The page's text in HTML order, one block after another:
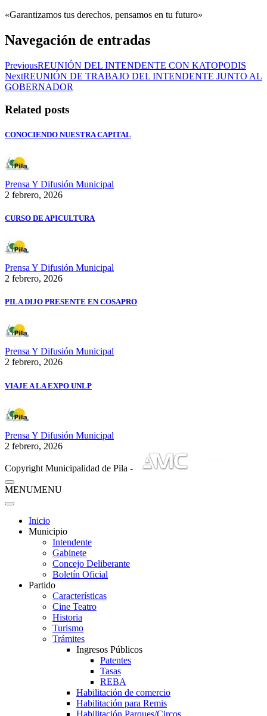
«Garantizamos tus derechos, pensamos en tu futuro»
Navegación de entradas
PreviousREUNIÓN DEL INTENDENTE CON KATOPODIS
NextREUNIÓN DE TRABAJO DEL INTENDENTE JUNTO AL
GOBERNADOR
Related posts
CONOCIENDO NUESTRA CAPITAL
Prensa Y Difusión Municipal
2 febrero, 2026
CURSO DE APICULTURA
Prensa Y Difusión Municipal
2 febrero, 2026
PILA DIJO PRESENTE EN COSAPRO
Prensa Y Difusión Municipal
2 febrero, 2026
VIAJE A LA EXPO UNLP
Prensa Y Difusión Municipal
2 febrero, 2026
Copyright Municipalidad de Pila -
MENUMENU
Inicio
Municipio
Intendente
Gabinete
Concejo Deliberante
Boletín Oficial
Partido
Características
Cine Teatro
Historia
Turismo
Trámites
Ingresos Públicos
Patentes
Tasas
REBA
Habilitación de comercio
Habilitación para Remis
Habilitación Parques/Circos